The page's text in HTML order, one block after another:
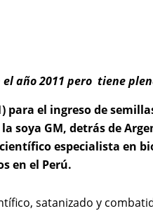
año 2011 pero tiene
para el ingreso de
soya GM, detrás de
especialista en
en el Perú.
satanizado y